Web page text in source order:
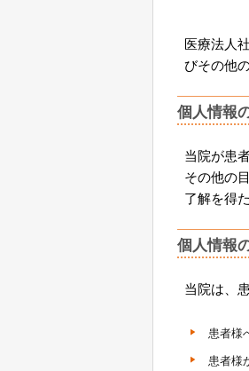
医療法人
びその他
個人情報
当院が患
その他の
了解を得
個人情報
当院は、
患者様
患者様